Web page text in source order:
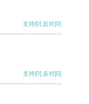
支持[0] 反对[0]
支持[0] 反对[0]